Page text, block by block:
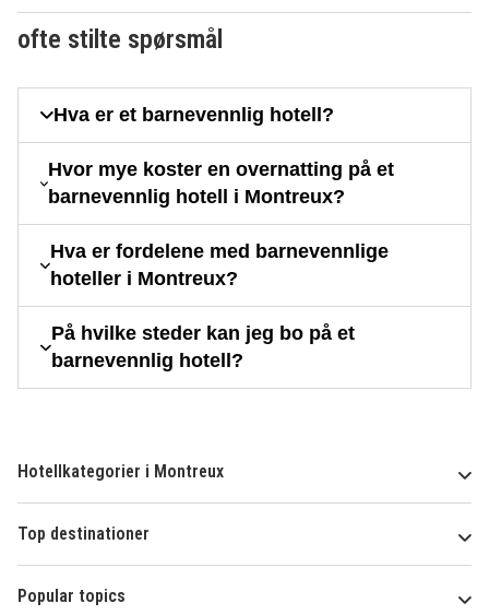
ofte stilte spørsmål
Hva er et barnevennlig hotell?
Hvor mye koster en overnatting på et
barnevennlig hotell i Montreux?
Hva er fordelene med barnevennlige
hoteller i Montreux?
På hvilke steder kan jeg bo på et
barnevennlig hotell?
Hotellkategorier i Montreux
Top destinationer
Popular topics